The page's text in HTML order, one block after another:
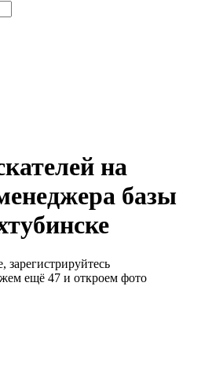
на
базы
зарегистрируйтесь
ещё 47 и откроем фото